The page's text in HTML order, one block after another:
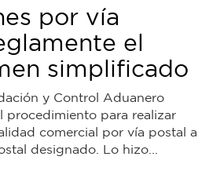
por vía
el
simplificado
y Control Aduanero
procedimiento para realizar
comercial por vía postal a
designado. Lo hizo...